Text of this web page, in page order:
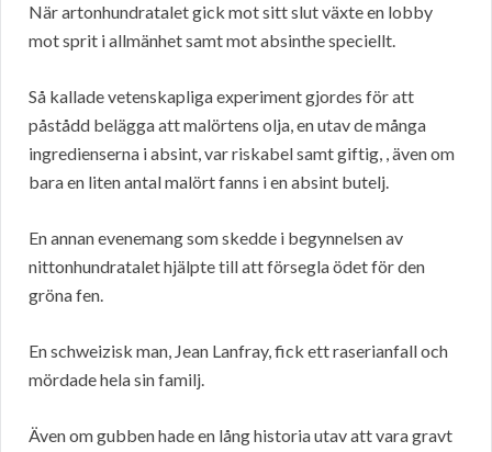
När artonhundratalet gick mot sitt slut växte en lobby
mot sprit i allmänhet samt mot absinthe speciellt.
Så kallade vetenskapliga experiment gjordes för att
påstådd belägga att malörtens olja, en utav de många
ingredienserna i absint, var riskabel samt giftig, , även om
bara en liten antal malört fanns i en absint butelj.
En annan evenemang som skedde i begynnelsen av
nittonhundratalet hjälpte till att försegla ödet för den
gröna fen.
En schweizisk man, Jean Lanfray, fick ett raserianfall och
mördade hela sin familj.
Även om gubben hade en lång historia utav att vara gravt